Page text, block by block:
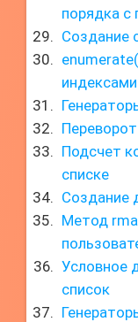
порядка
Создание
индексами
Подсчет
списке
Создание
Метод
Условное
список